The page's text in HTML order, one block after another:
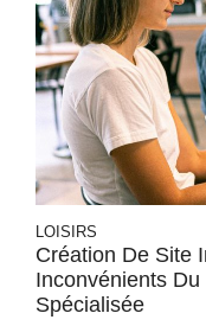
LOISIRS
Création De Site
Inconvénients
Spécialisée